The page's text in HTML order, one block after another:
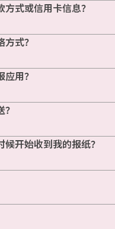
式或信用卡信息？
式？
用？
开始收到我的报纸？